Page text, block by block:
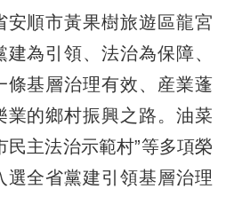
順市黃果樹旅遊區龍宮
為引領、法治為保障、
條基層治理有效、産業蓬
業的鄉村振興之路。油菜
民主法治示範村”等多項榮
選全省黨建引領基層治理